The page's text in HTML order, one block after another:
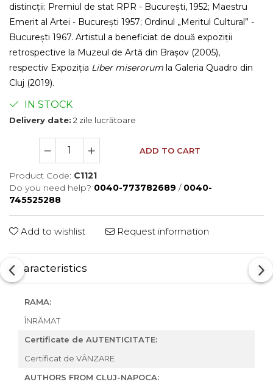
distincții: Premiul de stat RPR - București, 1952; Maestru
Emerit al Artei - București 1957; Ordinul „Meritul Cultural” -
București 1967. Artistul a beneficiat de două expoziții
retrospective la Muzeul de Artă din Brașov (2005),
respectiv Expoziția Liber miserorum la Galeria Quadro din
Cluj (2019).
IN STOCK
Delivery date: 2 zile lucrătoare
ADD TO CART
Product Code: C1121
Do you need help? 0040-773782689 / 0040-
745525288
Add to wishlist Request information
Characteristics
RAMA:
ÎNRĂMAT
Certificate de AUTENTICITATE:
Certificat de VÂNZARE
AUTHORS FROM CLUJ-NAPOCA: